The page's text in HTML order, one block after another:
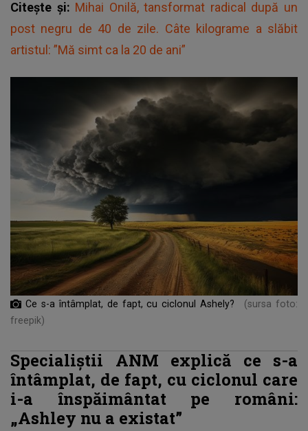
Citește și: Mihai Onilă, tansformat radical după un
post negru de 40 de zile. Câte kilograme a slăbit
artistul: ”Mă simt ca la 20 de ani”
Ce s-a întâmplat, de fapt, cu ciclonul Ashely?
(sursa foto:
freepik)
Specialiștii ANM explică ce s-a
întâmplat, de fapt, cu ciclonul care
i-a înspăimântat pe români:
„Ashley nu a existat”